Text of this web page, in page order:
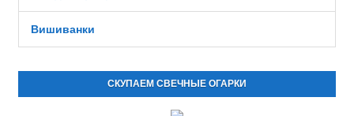
Вишиванки
СКУПАЕМ СВЕЧНЫЕ ОГАРКИ